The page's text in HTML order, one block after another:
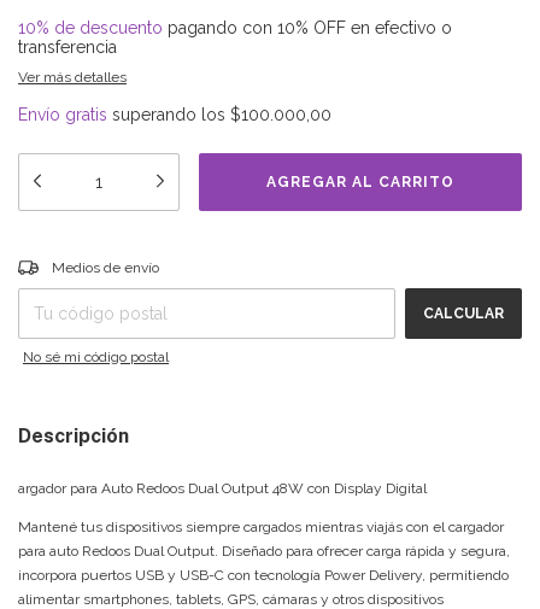
10% de descuento pagando con 10% OFF en efectivo o
transferencia
Ver más detalles
Envío gratis superando los $100.000,00
Entregas para el CP:
Medios de envío
CALCULAR
No sé mi código postal
Descripción
argador para Auto Redoos Dual Output 48W con Display Digital
Mantené tus dispositivos siempre cargados mientras viajás con el cargador
para auto Redoos Dual Output. Diseñado para ofrecer carga rápida y segura,
incorpora puertos USB y USB-C con tecnología Power Delivery, permitiendo
alimentar smartphones, tablets, GPS, cámaras y otros dispositivos